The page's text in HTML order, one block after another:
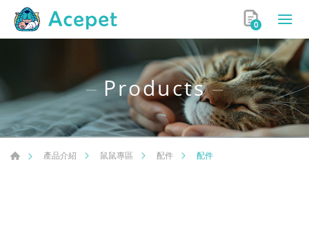
0
Products
產品介紹 鼠鼠專區 配件 配件